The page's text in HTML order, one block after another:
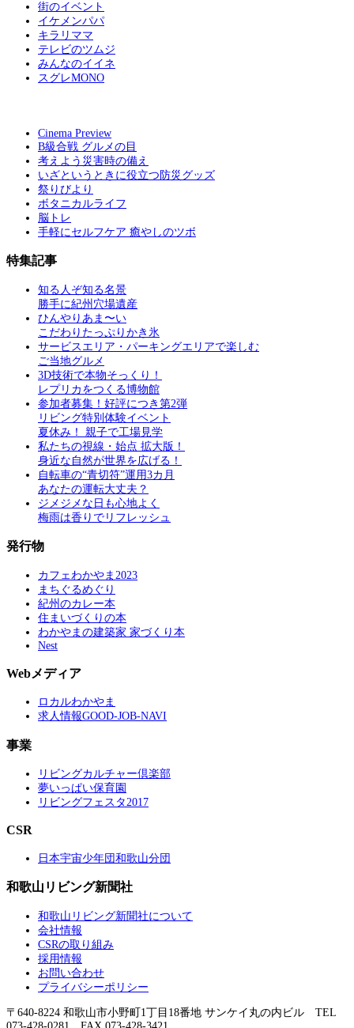
街のイベント
イケメンパパ
キラリママ
テレビのツムジ
みんなのイイネ
スグレMONO
Cinema Preview
B級合戦 グルメの目
考えよう災害時の備え
いざというときに役立つ防災グッズ
祭りびより
ボタニカルライフ
脳トレ
手軽にセルフケア 癒やしのツボ
特集記事
知る人ぞ知る名景
勝手に紀州穴場遺産
ひんやりあま〜い
こだわりたっぷりかき氷
サービスエリア・パーキングエリアで楽しむ
ご当地グルメ
3D技術で本物そっくり！
レプリカをつくる博物館
参加者募集！好評につき第2弾
リビング特別体験イベント
夏休み！ 親子で工場見学
私たちの視線・始点 拡大版！
身近な自然が世界を広げる！
自転車の“青切符”運用3カ月
あなたの運転大丈夫？
ジメジメな日も心地よく
梅雨は香りでリフレッシュ
発行物
カフェわかやま2023
まちぐるめぐり
紀州のカレー本
住まいづくりの本
わかやまの建築家 家づくり本
Nest
Webメディア
ロカルわかやま
求人情報GOOD-JOB-NAVI
事業
リビングカルチャー倶楽部
夢いっぱい保育園
リビングフェスタ2017
CSR
日本宇宙少年団和歌山分団
和歌山リビング新聞社
和歌山リビング新聞社について
会社情報
CSRの取り組み
採用情報
お問い合わせ
プライバシーポリシー
〒640-8224 和歌山市小野町1丁目18番地 サンケイ丸の内ビル TEL